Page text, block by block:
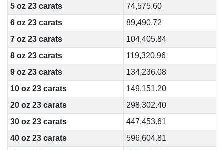
5 oz 23 carats
74,575.60
6 oz 23 carats
89,490.72
7 oz 23 carats
104,405.84
8 oz 23 carats
119,320.96
9 oz 23 carats
134,236.08
10 oz 23 carats
149,151.20
20 oz 23 carats
298,302.40
30 oz 23 carats
447,453.61
40 oz 23 carats
596,604.81